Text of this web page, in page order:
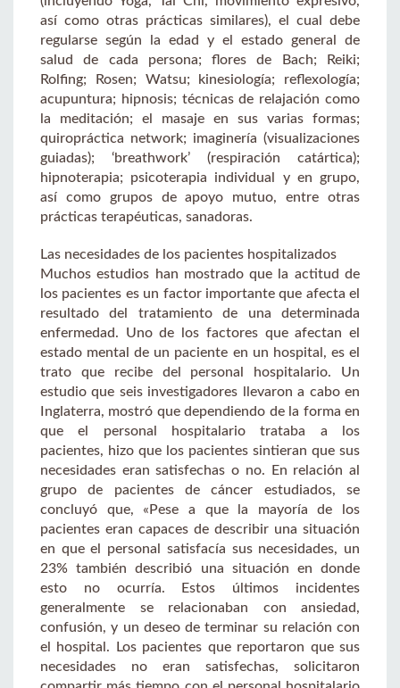
así como otras prácticas similares), el cual debe
regularse según la edad y el estado general de
salud de cada persona; flores de Bach; Reiki;
Rolfing; Rosen; Watsu; kinesiología; reflexología;
acupuntura; hipnosis; técnicas de relajación como
la meditación; el masaje en sus varias formas;
quiropráctica network; imaginería (visualizaciones
guiadas); ‘breathwork’ (respiración catártica);
hipnoterapia; psicoterapia individual y en grupo,
así como grupos de apoyo mutuo, entre otras
prácticas terapéuticas, sanadoras.
Las necesidades de los pacientes hospitalizados
Muchos estudios han mostrado que la actitud de
los pacientes es un factor importante que afecta el
resultado del tratamiento de una determinada
enfermedad. Uno de los factores que afectan el
estado mental de un paciente en un hospital, es el
trato que recibe del personal hospitalario. Un
estudio que seis investigadores llevaron a cabo en
Inglaterra, mostró que dependiendo de la forma en
que el personal hospitalario trataba a los
pacientes, hizo que los pacientes sintieran que sus
necesidades eran satisfechas o no. En relación al
grupo de pacientes de cáncer estudiados, se
concluyó que, «Pese a que la mayoría de los
pacientes eran capaces de describir una situación
en que el personal satisfacía sus necesidades, un
23% también describió una situación en donde
esto no ocurría. Estos últimos incidentes
generalmente se relacionaban con ansiedad,
confusión, y un deseo de terminar su relación con
el hospital. Los pacientes que reportaron que sus
necesidades no eran satisfechas, solicitaron